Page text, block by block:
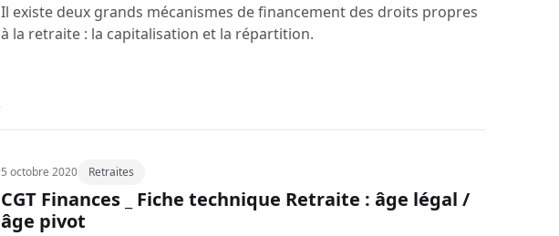
Il existe deux grands mécanismes de financement des droits propres
à la retraite : la capitalisation et la répartition.
5 octobre 2020 Retraites
CGT Finances _ Fiche technique Retraite : âge légal /
âge pivot